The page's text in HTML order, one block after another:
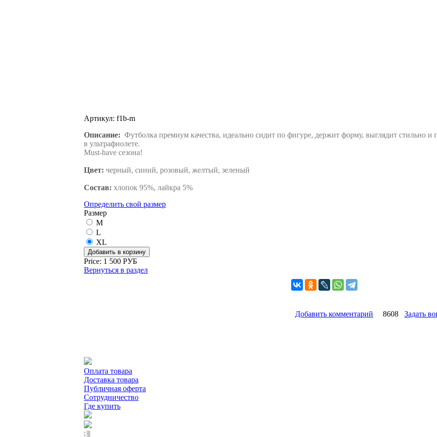
Артикул: f1b-m
Описание: Футболка премиум качества, идеально сидит по фигуре, держит форму, выглядит стильно и
в ультрафиолете.
Must-have сезона!
Цвет: черный, синий, розовый, желтый, зеленый
Состав: хлопок 95%, лайкра 5%
Определить свой размер
Размер
M
L
XL
Price: 1 500 РУБ
Вернуться в раздел
Добавить комментарий 8608 Задать
Оплата товара
Доставка товара
Публичная оферта
Сотрудничество
Где купить